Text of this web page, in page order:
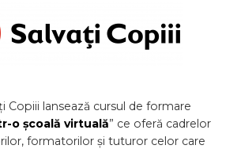
Copiii lansează cursul de formare
o școală virtuală” ce oferă cadrelor
formatorilor și tuturor celor care